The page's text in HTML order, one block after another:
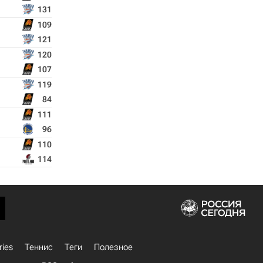
131
109
121
120
107
119
84
111
96
110
114
Теннис Теги
Полезное